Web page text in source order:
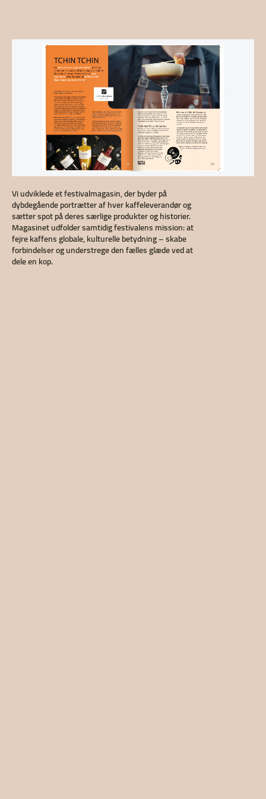
Vi udviklede et festivalmagasin, der byder på
dybdegående portrætter af hver kaffeleverandør og
sætter spot på deres særlige produkter og historier.
Magasinet udfolder samtidig festivalens mission: at
fejre kaffens globale, kulturelle betydning – skabe
forbindelser og understrege den fælles glæde ved at
dele en kop.